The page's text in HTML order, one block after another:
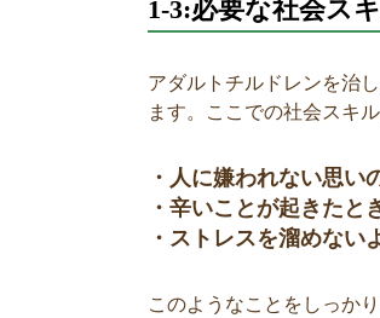
1-3:必要な社会ス
アダルトチルドレンを治
ます。ここでの社会スキ
・人に嫌われない思い
・辛いことが起きたと
・ストレスを溜めない
このようなことをしっか